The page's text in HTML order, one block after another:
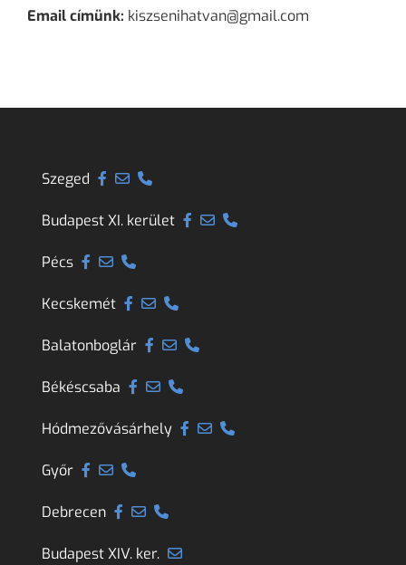
Email címünk: kiszsenihatvan@gmail.com
Szeged
Budapest XI. kerület
Pécs
Kecskemét
Balatonboglár
Békéscsaba
Hódmezővásárhely
Győr
Debrecen
Budapest XIV. ker.